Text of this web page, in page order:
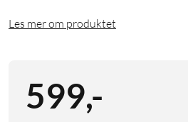
Les mer om produktet
599,-